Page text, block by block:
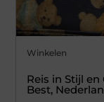
Winkelen
Reis in Stijl
Best,